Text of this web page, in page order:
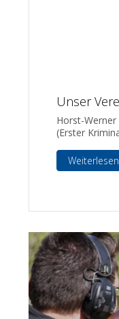
Unser
Horst-Werner
(Erster